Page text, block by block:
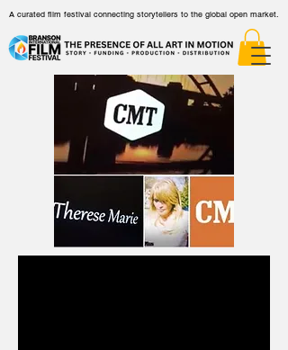
A curated film festival connecting storytellers to the global open market.